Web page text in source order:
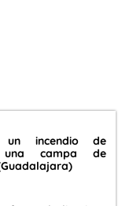
un incendio de
campa de